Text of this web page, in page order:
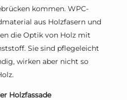
kommen. WPC-
aus Holzfasern und
die Optik von Holz mit
Sie sind pflegeleicht
wirken aber nicht so
Holzfassade